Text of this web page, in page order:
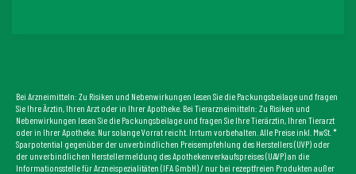
Bei Arzneimitteln: Zu Risiken und Nebenwirkungen lesen Sie die Packungsbeilage und fragen
Sie Ihre Ärztin, Ihren Arzt oder in Ihrer Apotheke. Bei Tierarzneimitteln: Zu Risiken und
Nebenwirkungen lesen Sie die Packungsbeilage und fragen Sie Ihre Tierärztin, Ihren Tierarzt
oder in Ihrer Apotheke. Nur solange Vorrat reicht. Irrtum vorbehalten. Alle Preise inkl. MwSt. *
Sparpotential gegenüber der unverbindlichen Preisempfehlung des Herstellers (UVP) oder
der unverbindlichen Herstellermeldung des Apothekenverkaufspreises (UAVP) an die
Informationsstelle für Arzneispezialitäten (IFA GmbH) / nur bei rezeptfreien Produkten außer